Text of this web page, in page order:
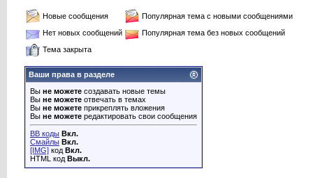
Новые сообщения
Популярная тема с новыми сообщениями
Нет новых сообщений
Популярная тема без новых сообщений
Тема закрыта
Ваши права в разделе
Вы не можете создавать новые темы
Вы не можете отвечать в темах
Вы не можете прикреплять вложения
Вы не можете редактировать свои сообщения
BB коды Вкл.
Смайлы Вкл.
[IMG] код Вкл.
HTML код Выкл.